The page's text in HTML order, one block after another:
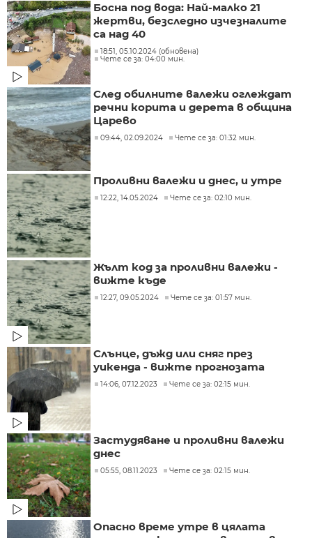
Босна под вода: Най-малко 21
жертви, безследно изчезналите
са над 40
18:51, 05.10.2024 (обновена)
Чете се за: 04:00 мин.
След обилните валежи оглеждат
речни корита и дерета в община
Царево
09:44, 02.09.2024 Чете се за: 01:32 мин.
Проливни валежи и днес, и утре
12:22, 14.05.2024 Чете се за: 02:10 мин.
Жълт код за проливни валежи -
вижте къде
12:27, 09.05.2024 Чете се за: 01:57 мин.
Слънце, дъжд или сняг през
уикенда - вижте прогнозата
14:06, 07.12.2023 Чете се за: 02:15 мин.
Застудяване и проливни валежи
днес
05:55, 08.11.2023 Чете се за: 02:15 мин.
Опасно време утре в цялата